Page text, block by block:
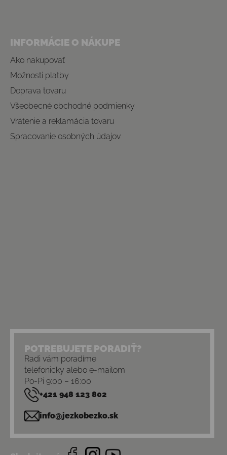
INFORMÁCIE O NÁKUPE
Ako nakupovať
Možnosti platby
Doprava tovaru
Všeobecné obchodné podmienky
Vrátenie a reklamácia tovaru
Spracovanie osobných údajov
POTREBUJETE PORADIŤ?
Radi vám poradíme
telefonicky alebo e-mailom
Po-Pi 9:00 – 16:00
+421 948 123 802
info@jezkobezko.sk